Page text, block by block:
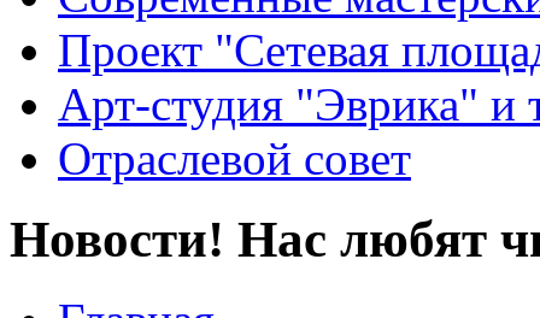
Проект "Сетевая
Арт-студия "Эврика" и
Отраслевой совет
Новости! Нас любят